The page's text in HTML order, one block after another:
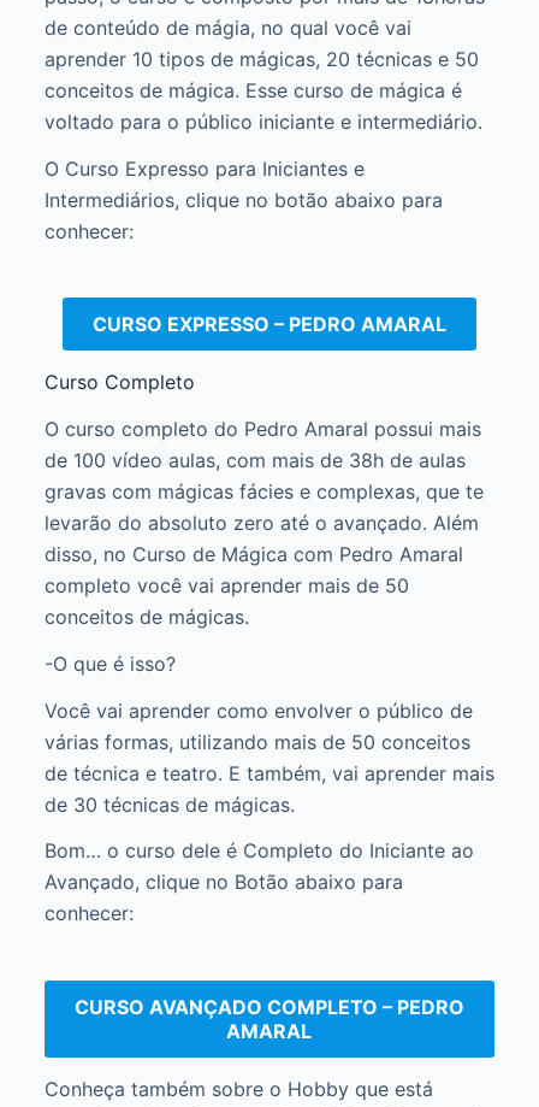
de conteúdo de mágia, no qual você vai
aprender 10 tipos de mágicas, 20 técnicas e 50
conceitos de mágica. Esse curso de mágica é
voltado para o público iniciante e intermediário.
O Curso Expresso para Iniciantes e
Intermediários, clique no botão abaixo para
conhecer:
CURSO EXPRESSO – PEDRO AMARAL
Curso Completo
O curso completo do Pedro Amaral possui mais
de 100 vídeo aulas, com mais de 38h de aulas
gravas com mágicas fácies e complexas, que te
levarão do absoluto zero até o avançado. Além
disso, no Curso de Mágica com Pedro Amaral
completo você vai aprender mais de 50
conceitos de mágicas.
-O que é isso?
Você vai aprender como envolver o público de
várias formas, utilizando mais de 50 conceitos
de técnica e teatro. E também, vai aprender mais
de 30 técnicas de mágicas.
Bom… o curso dele é Completo do Iniciante ao
Avançado, clique no Botão abaixo para
conhecer:
CURSO AVANÇADO COMPLETO – PEDRO
AMARAL
Conheça também sobre o Hobby que está